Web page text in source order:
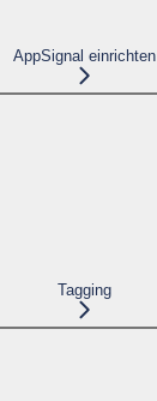
AppSignal einrichten
Tagging